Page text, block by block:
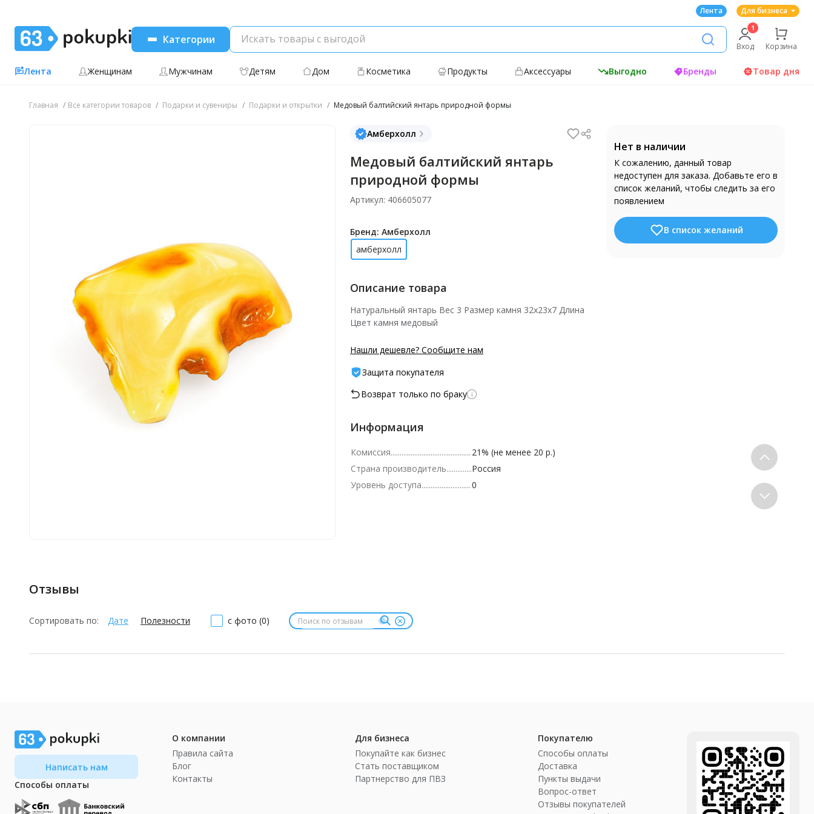
Лента Для бизнеса
Категории
Вход Корзина
Лента Женщинам Мужчинам Детям Дом Косметика Продукты Аксессуары Выгодно Бренды Товар дня
Главная Все категории товаров Подарки и сувениры Подарки и открытки Медовый балтийский янтарь природной формы
Амберхолл
Медовый балтийский янтарь
природной формы
Артикул: 406605077
Бренд: Амберхолл
амберхолл
Нет в наличии
К сожалению, данный товар
недоступен для заказа. Добавьте его в
список желаний, чтобы следить за его
появлением
В список желаний
Описание товара
Натуральный янтарь Вес 3 Размер камня 32х23х7 Длина
Цвет камня медовый
Нашли дешевле? Сообщите нам
Защита покупателя
Возврат только по браку
Информация
Комиссия
21% (не менее 20 р.)
Страна производитель
Россия
Уровень доступа
0
Отзывы
Сортировать по: Дате Полезности с фото (0)
Написать нам
Способы оплаты
О компании
Правила сайта
Блог
Контакты
Для бизнеса
Покупайте как бизнес
Стать поставщиком
Партнерство для ПВЗ
Покупателю
Способы оплаты
Доставка
Пункты выдачи
Вопрос-ответ
Отзывы покупателей